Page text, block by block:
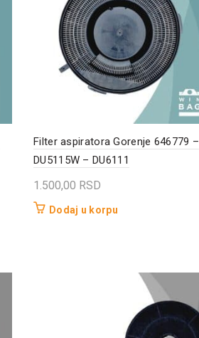
Filter aspiratora Gorenje 646779 –
DU5115W – DU6111
1.500,00 RSD
Dodaj u korpu